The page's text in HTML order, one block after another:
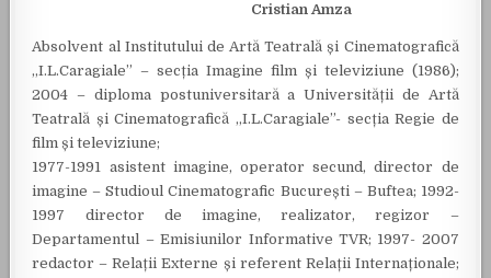
Cristian Amza
Absolvent al Institutului de Artă Teatrală și Cinematografică
,,I.L.Caragiale” – secția Imagine film și televiziune (1986);
2004 – diploma postuniversitară a Universității de Artă
Teatrală și Cinematografică ,,I.L.Caragiale”- secția Regie de
film și televiziune;
1977-1991 asistent imagine, operator secund, director de
imagine – Studioul Cinematografic București – Buftea; 1992-
1997 director de imagine, realizator, regizor –
Departamentul – Emisiunilor Informative TVR; 1997- 2007
redactor – Relații Externe și referent Relații Internaționale;